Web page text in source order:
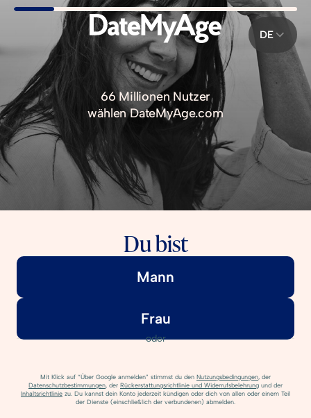
DE
66 Millionen Nutzer
wählen DateMyAge.com
Du bist
Mann
Frau
oder
Mit Klick auf “Über Google anmelden” stimmst du den Nutzungsbedingungen , der
Datenschutzbestimmungen , der Rückerstattungsrichtlinie und Widerrufsbelehrung und der
Inhaltsrichtlinie zu. Du kannst dein Konto jederzeit kündigen oder dich von allen oder einem Teil
der Dienste (einschließlich der verbundenen) abmelden.